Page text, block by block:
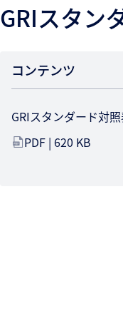
GRIスタン
コンテンツ
GRIスタンダード対照
PDF | 620 KB